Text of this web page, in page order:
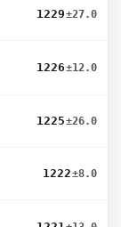
1229±27.0
1226±12.0
1225±26.0
1222±8.0